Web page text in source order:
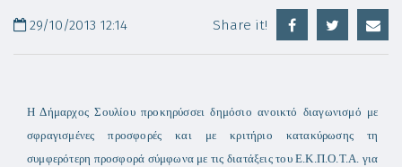
29/10/2013 12:14 Share it!
Η Δήμαρχος Σουλίου προκηρύσσει δημόσιο ανοικτό διαγωνισμό με
σφραγισμένες προσφορές και με κριτήριο κατακύρωσης τη
συμφερότερη προσφορά σύμφωνα με τις διατάξεις του Ε.Κ.Π.Ο.Τ.Α. για